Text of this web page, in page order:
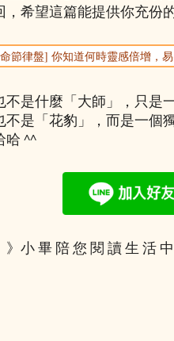
，希望這篇能提供你充份
節律盤] 你知道何時靈感倍增，
不是什麼「大師」，只是
不是「花豹」，而是一個
哈 ^^
》小 畢 陪 您 閱 讀 生 活